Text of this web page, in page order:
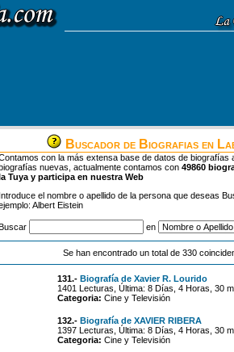
Buscador de Biografias en
con la más extensa base de datos de biografías
nuevas, actualmente contamos con 49860
Tuya y participa en nuestra Web
Introduce el nombre o apellido de la persona que deseas
Albert Eistein
en
Se han encontrado un total de 330
131.- Biografía de Xavier R. Lourido
1401 Lecturas, Última: 8 Días, 4 Horas, 30
Categoria: Cine y Televisión
132.- Biografía de XAVIER RIBERA
1397 Lecturas, Última: 8 Días, 4 Horas, 30
Categoria: Cine y Televisión